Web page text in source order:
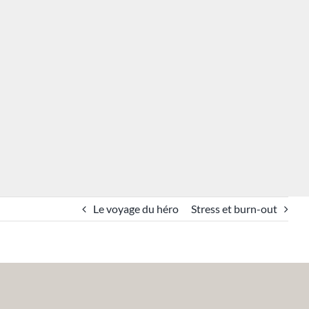
Le voyage du héro Stress et burn-out